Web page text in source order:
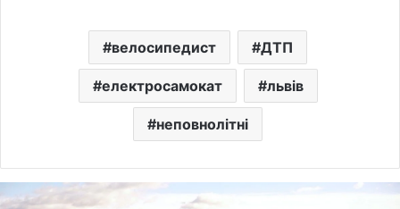
велосипедист ДТП
електросамокат львів
неповнолітні